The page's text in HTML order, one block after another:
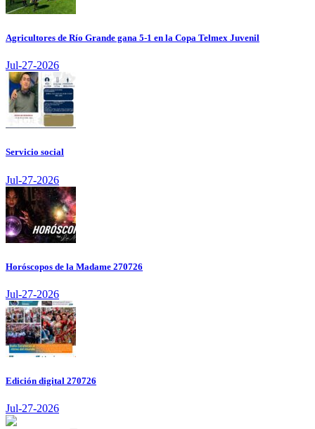
Agricultores de Río Grande gana 5-1 en la Copa Telmex Juvenil
Jul-27-2026
Servicio social
Jul-27-2026
Horóscopos de la Madame 270726
Jul-27-2026
Edición digital 270726
Jul-27-2026